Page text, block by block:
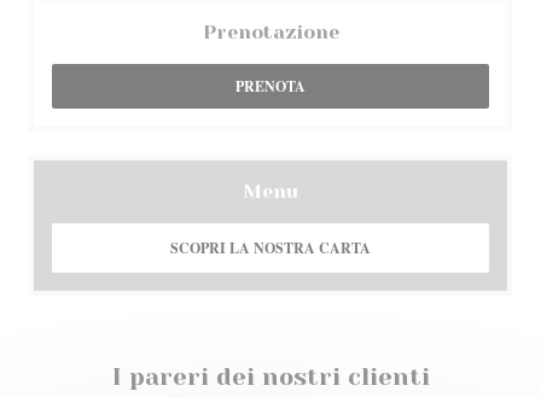
I pareri dei nostri clienti
Prenotazione
PRENOTA
Menu
SCOPRI LA NOSTRA CARTA